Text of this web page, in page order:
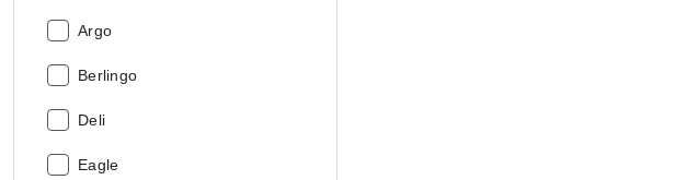
Producent:
Argo
Producent:
Berlingo
Producent:
Deli
Producent:
Eagle